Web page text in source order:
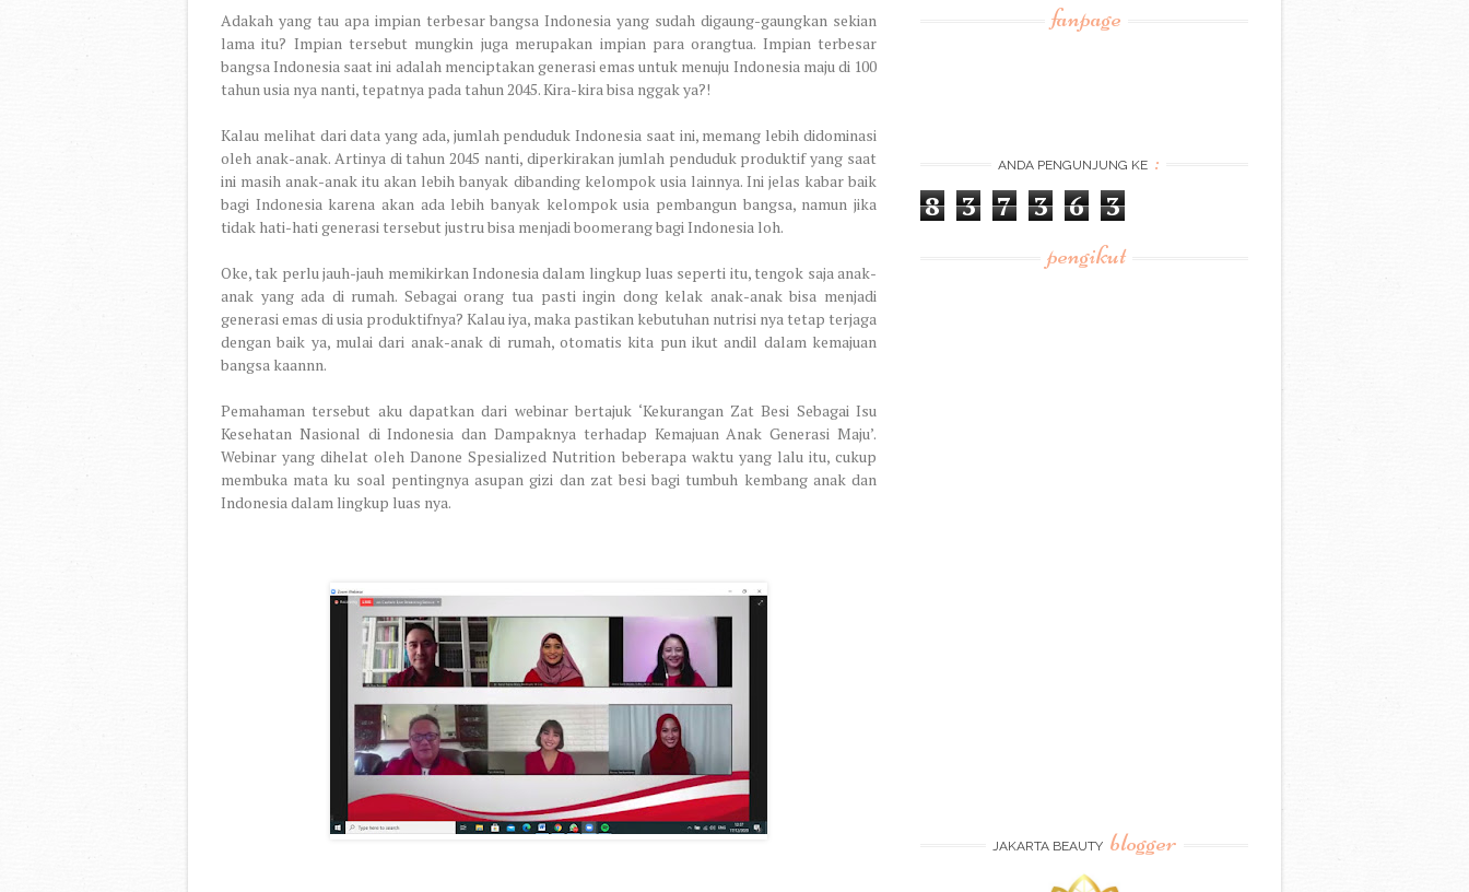
Adakah yang tau apa impian terbesar bangsa Indonesia yang sudah digaung-gaungkan sekian
lama itu? Impian tersebut mungkin juga merupakan impian para orangtua. Impian terbesar
bangsa Indonesia saat ini adalah menciptakan generasi emas untuk menuju Indonesia maju di 100
tahun usia nya nanti, tepatnya pada tahun 2045. Kira-kira bisa nggak ya?!
Kalau melihat dari data yang ada, jumlah penduduk Indonesia saat ini, memang lebih didominasi
oleh anak-anak. Artinya di tahun 2045 nanti, diperkirakan jumlah penduduk produktif yang saat
ini masih anak-anak itu akan lebih banyak dibanding kelompok usia lainnya. Ini jelas kabar baik
bagi Indonesia karena akan ada lebih banyak kelompok usia pembangun bangsa, namun jika
tidak hati-hati generasi tersebut justru bisa menjadi boomerang bagi Indonesia loh.
Oke, tak perlu jauh-jauh memikirkan Indonesia dalam lingkup luas seperti itu, tengok saja anak-
anak yang ada di rumah. Sebagai orang tua pasti ingin dong kelak anak-anak bisa menjadi
generasi emas di usia produktifnya? Kalau iya, maka pastikan kebutuhan nutrisi nya tetap terjaga
dengan baik ya, mulai dari anak-anak di rumah, otomatis kita pun ikut andil dalam kemajuan
bangsa kaannn.
Pemahaman tersebut aku dapatkan dari webinar bertajuk ‘Kekurangan Zat Besi Sebagai Isu
Kesehatan Nasional di Indonesia dan Dampaknya terhadap Kemajuan Anak Generasi Maju’.
Webinar yang dihelat oleh Danone Spesialized Nutrition beberapa waktu yang lalu itu, cukup
membuka mata ku soal pentingnya asupan gizi dan zat besi bagi tumbuh kembang anak dan
Indonesia dalam lingkup luas nya.
fanpage
ANDA PENGUNJUNG KE :
8 3 7 3 6 3
pengikut
JAKARTA BEAUTY blogger